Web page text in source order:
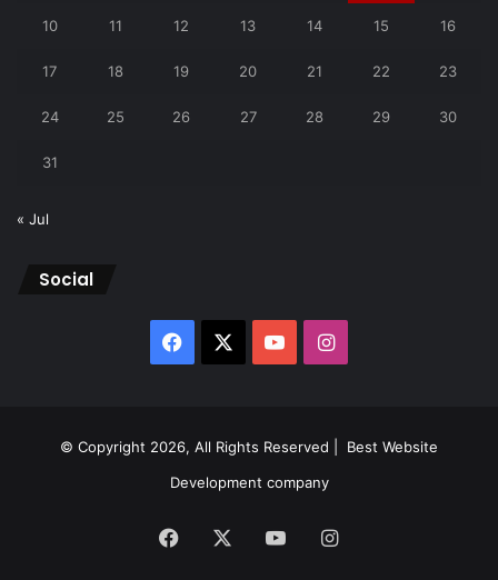
10 11 12 13 14 15 16
17 18 19 20 21 22 23
24 25 26 27 28 29 30
31
« Jul
Social
Facebook YouTubeInstagram
© Copyright 2026, All Rights Reserved | Best Website
Development company
Facebook YouTubeInstagram